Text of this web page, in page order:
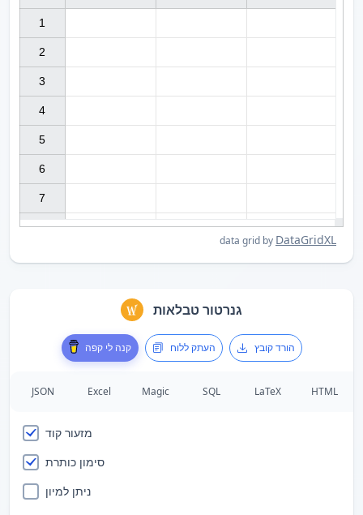
data grid by DataGridXL
1
2
3
4
5
6
7
גנרטור טבלאות
קנה לי קפה העתק ללוח הורד קובץ
JSON Excel Magic SQL LaTeX HTML
מזעור קוד
סימון כותרת
ניתן למיון